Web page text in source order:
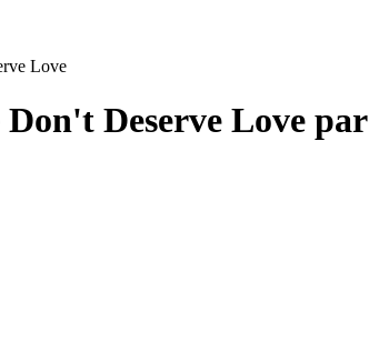
Love
Don't Deserve Love par